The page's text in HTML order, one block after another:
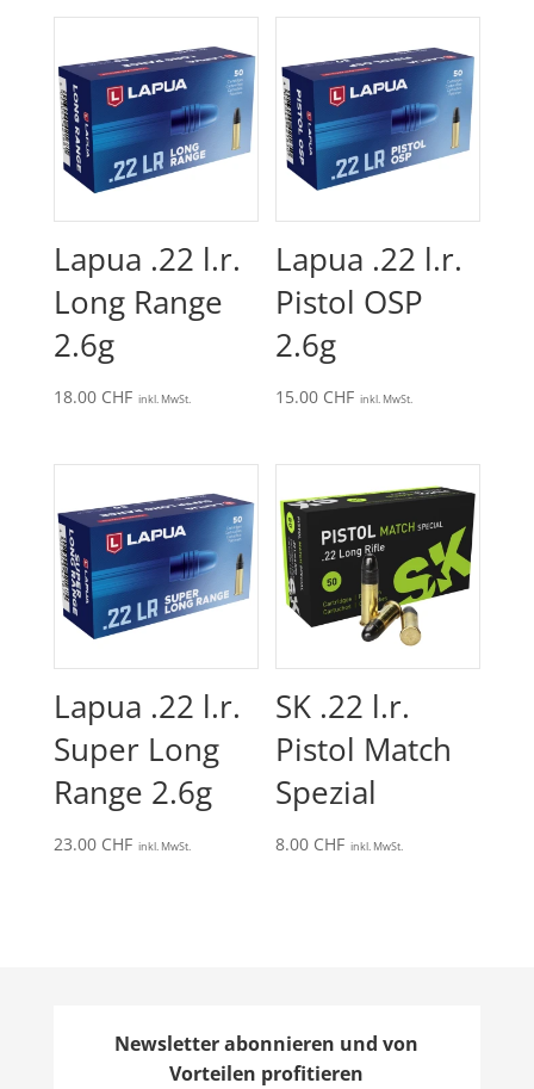
Lapua .22 l.r.
Long Range
2.6g
18.00 CHF inkl. MwSt.
Lapua .22 l.r.
Pistol OSP
2.6g
15.00 CHF inkl. MwSt.
Lapua .22 l.r.
Super Long
Range 2.6g
23.00 CHF inkl. MwSt.
SK .22 l.r.
Pistol Match
Spezial
8.00 CHF inkl. MwSt.
Newsletter abonnieren und von
Vorteilen profitieren